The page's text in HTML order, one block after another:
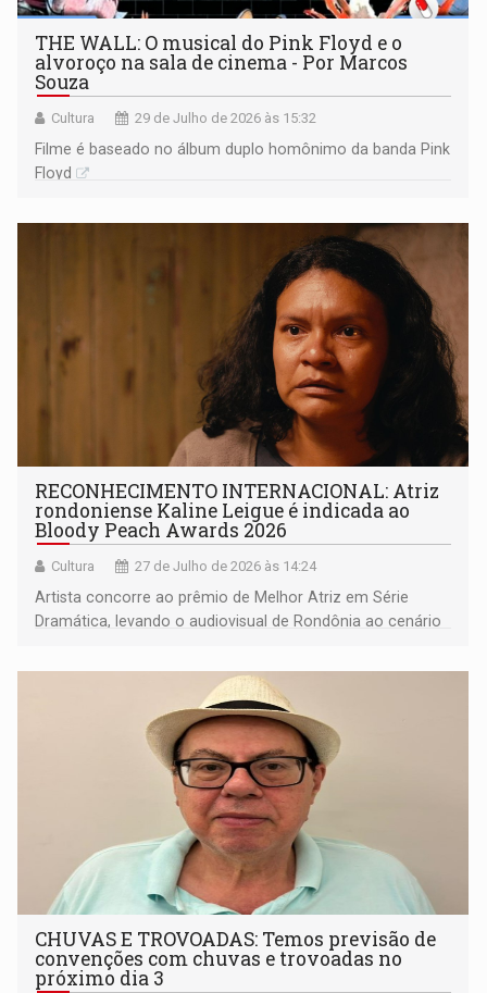
THE WALL: O musical do Pink Floyd e o
alvoroço na sala de cinema - Por Marcos
Souza
Cultura 29 de Julho de 2026 às 15:32
Filme é baseado no álbum duplo homônimo da banda Pink
Floyd
RECONHECIMENTO INTERNACIONAL: Atriz
rondoniense Kaline Leigue é indicada ao
Bloody Peach Awards 2026
Cultura 27 de Julho de 2026 às 14:24
Artista concorre ao prêmio de Melhor Atriz em Série
Dramática, levando o audiovisual de Rondônia ao cenário
CHUVAS E TROVOADAS: Temos previsão de
convenções com chuvas e trovoadas no
próximo dia 3